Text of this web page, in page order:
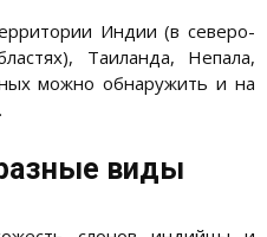
Индии (в северо-
Таиланда, Непала,
можно обнаружить и на
виды